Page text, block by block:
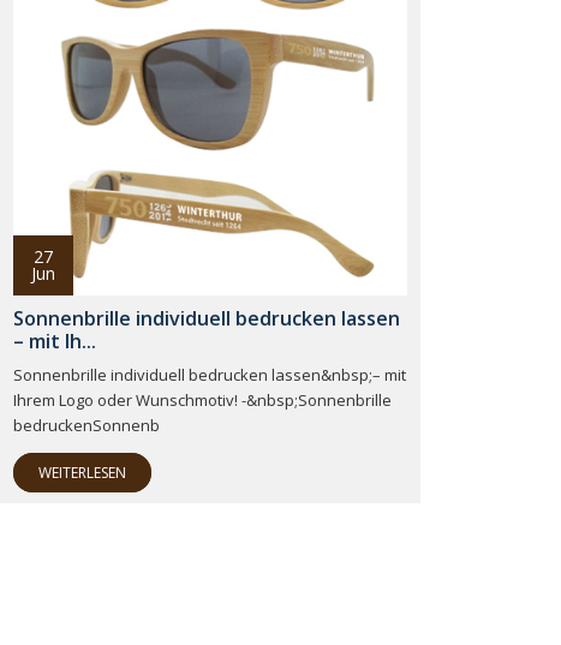
27
Jun
Sonnenbrille individuell bedrucken lassen
– mit Ih...
Sonnenbrille individuell bedrucken lassen&nbsp;– mit
Ihrem Logo oder Wunschmotiv! -&nbsp;Sonnenbrille
bedruckenSonnenb
WEITERLESEN